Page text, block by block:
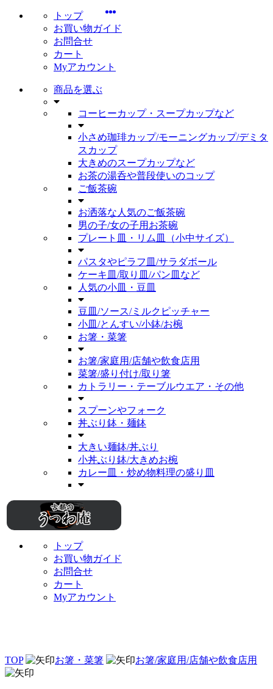
トップ
お買い物ガイド
お問合せ
カート
Myアカウント
商品を選ぶ
コーヒーカップ・スープカップなど
小さめ珈琲カップ/モーニングカップ/デミタ
スカップ
大きめのスープカップなど
お茶の湯呑や普段使いのコップ
ご飯茶碗
お洒落な人気のご飯茶碗
男の子/女の子用お茶碗
プレート皿・リム皿（小中サイズ）
パスタやピラフ皿/サラダボール
ケーキ皿/取り皿/パン皿など
人気の小皿・豆皿
豆皿/ソース/ミルクピッチャー
小皿/とんすい/小鉢/お椀
お箸・菜箸
お箸/家庭用/店舗や飲食店用
菜箸/盛り付け/取り箸
カトラリー・テーブルウエア・その他
スプーンやフォーク
丼ぶり鉢・麺鉢
大きい麺鉢/丼ぶり
小丼ぶり鉢/大きめお椀
カレー皿・炒め物料理の盛り皿
トップ
お買い物ガイド
お問合せ
カート
Myアカウント
TOP お箸・菜箸 お箸/家庭用/店舗や飲食店用